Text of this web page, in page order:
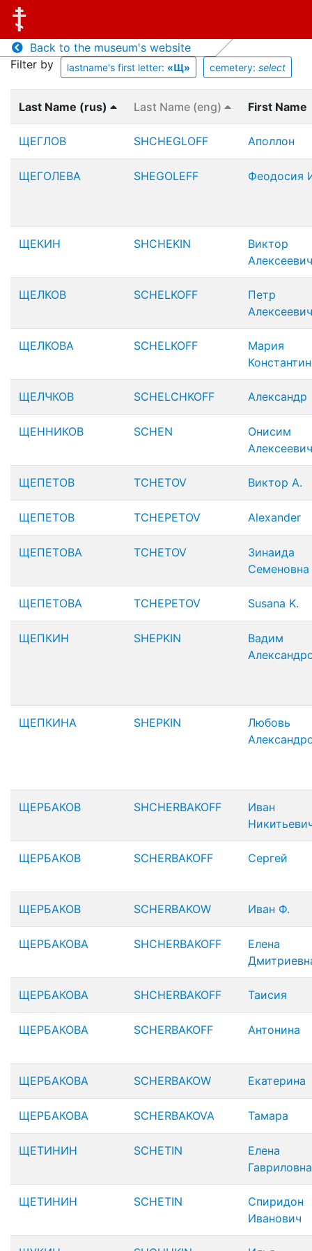
Back to the museum's website
Filter by
lastname's first letter: «Щ» cemetery: select
Last Name (rus) Last Name (eng) First Name
ЩЕГЛОВ SHCHEGLOFF Аполлон
ЩЕГОЛЕВА SHEGOLEFF Феодосия
ЩЕКИН SHCHEKIN
Виктор
Алексеевич
ЩЕЛКОВ SCHELKOFF
Петр
Алексеевич
ЩЕЛКОВА SCHELKOFF
Мария
ЩЕЛЧКОВ SCHELCHKOFF Александр
ЩЕННИКОВ SCHEN
Онисим
Алексеевич
ЩЕПЕТОВ TCHETOV Виктор А.
ЩЕПЕТОВ TCHEPETOV Alexander
ЩЕПЕТОВА TCHETOV
Зинаида
Семеновна
ЩЕПЕТОВА TCHEPETOV Susana K.
ЩЕПКИН SHEPKIN
Вадим
ЩЕПКИНА SHEPKIN
Любовь
ЩЕРБАКОВ SHCHERBAKOFF
Иван
ЩЕРБАКОВ SCHERBAKOFF Сергей
ЩЕРБАКОВ SCHERBAKOW Иван Ф.
ЩЕРБАКОВА SHCHERBAKOFF
Елена
ЩЕРБАКОВА SHCHERBAKOFF Таисия
ЩЕРБАКОВА SCHERBAKOFF Антонина
ЩЕРБАКОВА SCHERBAKOW Екатерина
ЩЕРБАКОВА SCHERBAKOVA Тамара
ЩЕТИНИН SCHETIN
Елена
Гавриловна
ЩЕТИНИН SCHETIN
Спиридон
Иванович